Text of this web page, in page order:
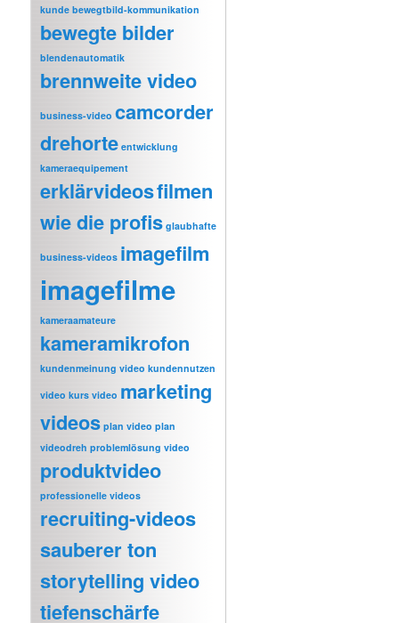
kunde bewegtbild-kommunikation
bewegte bilder
blendenautomatik
brennweite video
business-video camcorder
drehorte entwicklung
kameraequipement
erklärvideosfilmen
wie die profis glaubhafte
business-videos imagefilm
imagefilme
kameraamateure
kameramikrofon
kundenmeinung video kundennutzen
video kurs video marketing
videos plan video plan
videodreh problemlösung video
produktvideo
professionelle videos
recruiting-videos
sauberer ton
storytelling video
tiefenschärfe